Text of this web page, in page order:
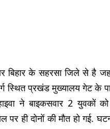
बिहार के सहरसा जिले से है
स्थित प्रखंड मुख्यालय गेट के
ने बाइकसवार 2 युवकों
पर ही दोनों की मौत हो गई.